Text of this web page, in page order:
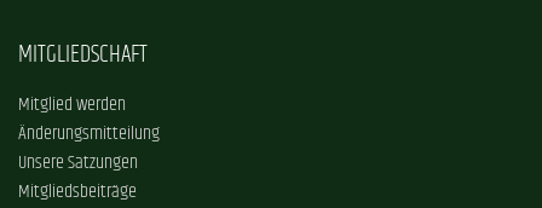
MITGLIEDSCHAFT
Mitglied werden
Änderungsmitteilung
Unsere Satzungen
Mitgliedsbeiträge